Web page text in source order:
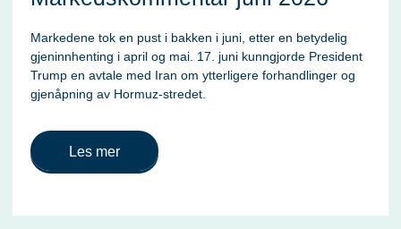
Markedene tok en pust i bakken i juni, etter en betydelig
gjeninnhenting i april og mai. 17. juni kunngjorde President
Trump en avtale med Iran om ytterligere forhandlinger og
gjenåpning av Hormuz-stredet.
Les mer